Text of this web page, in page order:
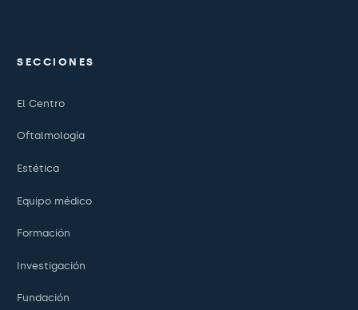
SECCIONES
El Centro
Oftalmología
Estética
Equipo médico
Formación
Investigación
Fundación